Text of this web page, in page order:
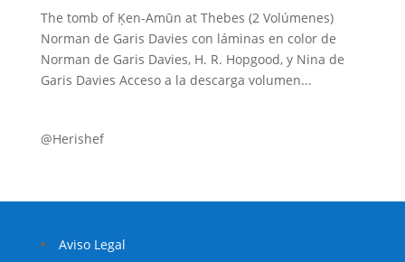
The tomb of Ḳen-Amūn at Thebes (2 Volúmenes)
Norman de Garis Davies con láminas en color de
Norman de Garis Davies, H. R. Hopgood, y Nina de
Garis Davies Acceso a la descarga volumen...
@Herishef
Aviso Legal